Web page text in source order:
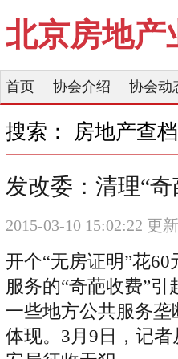
北京房地产
首页 协会介绍 协会动
搜索： 房地产查档
发改委：清理“奇
2015-03-10 15:02:22 更
开个“无房证明”花
服务的“奇葩收费”
一些地方公共服务垄
体现。3月9日，记